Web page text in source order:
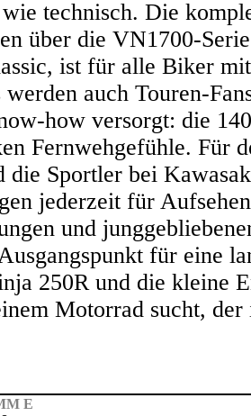
technisch. Die
über die VN1700-
ist für alle Biker
auch Touren-
how versorgt: die
Fernwehgefühle. Für
die Sportler bei
jederzeit für
und
für eine
250R und die kleine
Motorrad sucht,
E